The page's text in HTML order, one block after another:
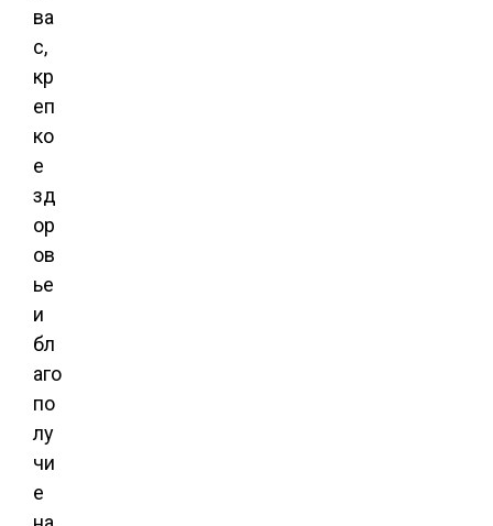
ва
с,
кр
еп
ко
е
зд
ор
ов
ье
и
бл
аго
по
лу
чи
е